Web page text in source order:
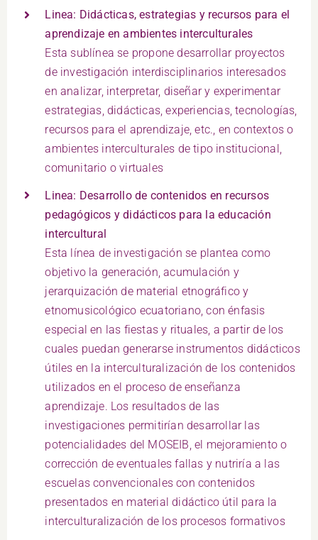
Linea: Didácticas, estrategias y recursos para el
aprendizaje en ambientes interculturales
Esta sublínea se propone desarrollar proyectos
de investigación interdisciplinarios interesados
en analizar, interpretar, diseñar y experimentar
estrategias, didácticas, experiencias, tecnologías,
recursos para el aprendizaje, etc., en contextos o
ambientes interculturales de tipo institucional,
comunitario o virtuales
Linea: Desarrollo de contenidos en recursos
pedagógicos y didácticos para la educación
intercultural
Esta línea de investigación se plantea como
objetivo la generación, acumulación y
jerarquización de material etnográfico y
etnomusicológico ecuatoriano, con énfasis
especial en las fiestas y rituales, a partir de los
cuales puedan generarse instrumentos didácticos
útiles en la interculturalización de los contenidos
utilizados en el proceso de enseñanza
aprendizaje. Los resultados de las
investigaciones permitirían desarrollar las
potencialidades del MOSEIB, el mejoramiento o
corrección de eventuales fallas y nutriría a las
escuelas convencionales con contenidos
presentados en material didáctico útil para la
interculturalización de los procesos formativos